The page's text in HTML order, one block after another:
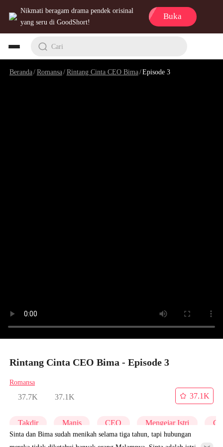
Nikmati beragam drama pendek orisinal
yang seru di GoodShort!
Buka
Cari
Beranda/Romansa/Rintang Cinta CEO Bima/Episode 3
Rintang Cinta CEO Bima - Episode 3
Romansa
37.7K 37.1K
37.1K
Takdir Manis CEO Mengejar Istri
Sinta dan Bima sudah menikah selama tiga tahun, tapi hubungan